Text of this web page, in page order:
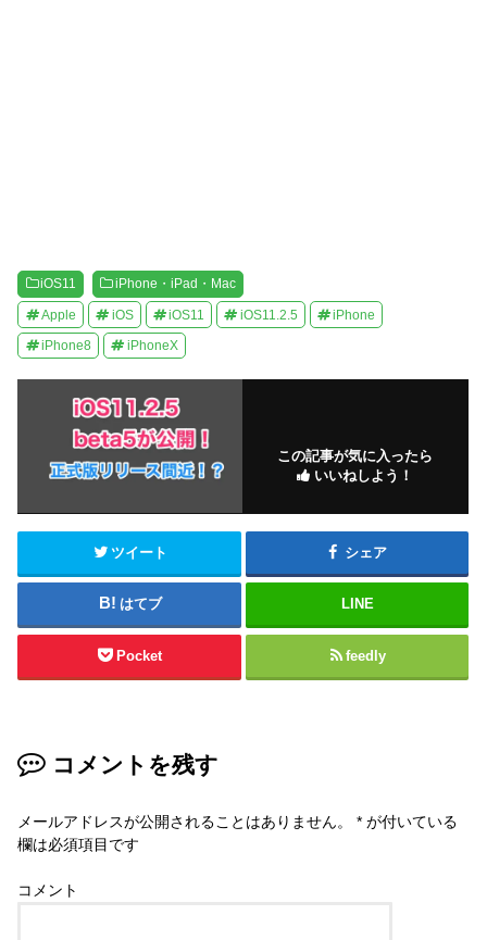
iOS11 iPhone・iPad・Mac
Apple iOS iOS11 iOS11.2.5 iPhone
iPhone8 iPhoneX
この記事が気に入ったら
いいねしよう！
ツイート シェア
はてブ LINE
Pocket feedly
コメントを残す
メールアドレスが公開されることはありません。 * が付いている
欄は必須項目です
コメント